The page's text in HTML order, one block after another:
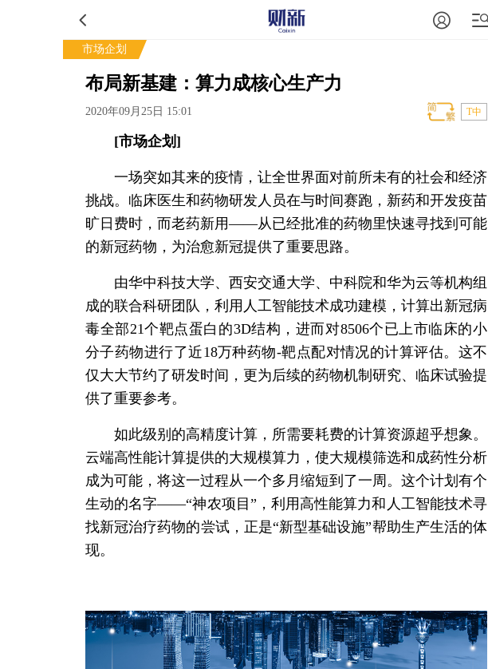
市场企划
布局新基建：算力成核心生产力
2020年09月25日 15:01 T中
[市场企划]
一场突如其来的疫情，让全世界面对前所未有的社会和经济
挑战。临床医生和药物研发人员在与时间赛跑，新药和开发疫苗
旷日费时，而老药新用——从已经批准的药物里快速寻找到可能
的新冠药物，为治愈新冠提供了重要思路。
由华中科技大学、西安交通大学、中科院和华为云等机构组
成的联合科研团队，利用人工智能技术成功建模，计算出新冠病
毒全部21个靶点蛋白的3D结构，进而对8506个已上市临床的小
分子药物进行了近18万种药物-靶点配对情况的计算评估。这不
仅大大节约了研发时间，更为后续的药物机制研究、临床试验提
供了重要参考。
如此级别的高精度计算，所需要耗费的计算资源超乎想象。
云端高性能计算提供的大规模算力，使大规模筛选和成药性分析
成为可能，将这一过程从一个多月缩短到了一周。这个计划有个
生动的名字——“神农项目”，利用高性能算力和人工智能技术寻
找新冠治疗药物的尝试，正是“新型基础设施”帮助生产生活的体
现。